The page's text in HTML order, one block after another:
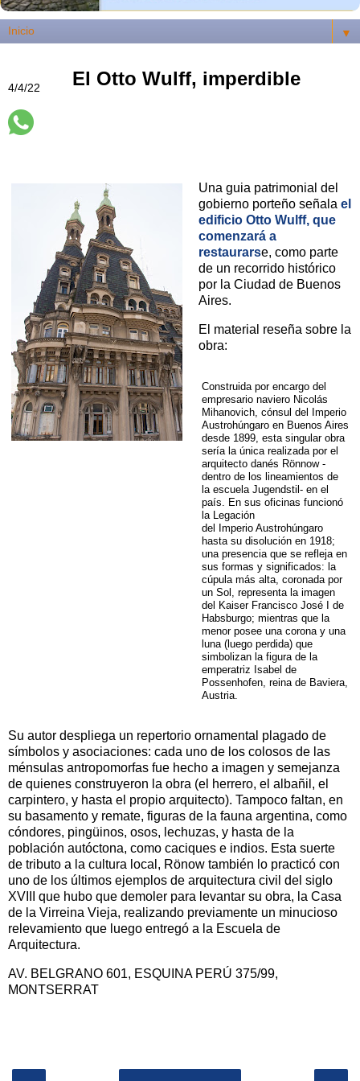
▼
4/4/22 El Otto Wulff, imperdible
Una guia patrimonial del
gobierno porteño señala el
edificio Otto Wulff, que
comenzará a
restaurarse, como parte
de un recorrido histórico
por la Ciudad de Buenos
Aires.
El material reseña sobre la
obra:
Construida por encargo del
empresario naviero Nicolás
Mihanovich, cónsul del Imperio
Austrohúngaro en Buenos Aires
desde 1899, esta singular obra
sería la única realizada por el
arquitecto danés Rönnow -
dentro de los lineamientos de
la escuela Jugendstil- en el
país. En sus oficinas funcionó
la Legación
del Imperio Austrohúngaro
hasta su disolución en 1918;
una presencia que se refleja en
sus formas y significados: la
cúpula más alta, coronada por
un Sol, representa la imagen
del Kaiser Francisco José I de
Habsburgo; mientras que la
menor posee una corona y una
luna (luego perdida) que
simbolizan la figura de la
emperatriz Isabel de
Possenhofen, reina de Baviera,
Austria.
Su autor despliega un repertorio ornamental plagado de
símbolos y asociaciones: cada uno de los colosos de las
ménsulas antropomorfas fue hecho a imagen y semejanza
de quienes construyeron la obra (el herrero, el albañil, el
carpintero, y hasta el propio arquitecto). Tampoco faltan, en
su basamento y remate, figuras de la fauna argentina, como
cóndores, pingüinos, osos, lechuzas, y hasta de la
población autóctona, como caciques e indios. Esta suerte
de tributo a la cultura local, Rönow también lo practicó con
uno de los últimos ejemplos de arquitectura civil del siglo
XVIII que hubo que demoler para levantar su obra, la Casa
de la Virreina Vieja, realizando previamente un minucioso
relevamiento que luego entregó a la Escuela de
Arquitectura.
AV. BELGRANO 601, ESQUINA PERÚ 375/99,
MONTSERRAT